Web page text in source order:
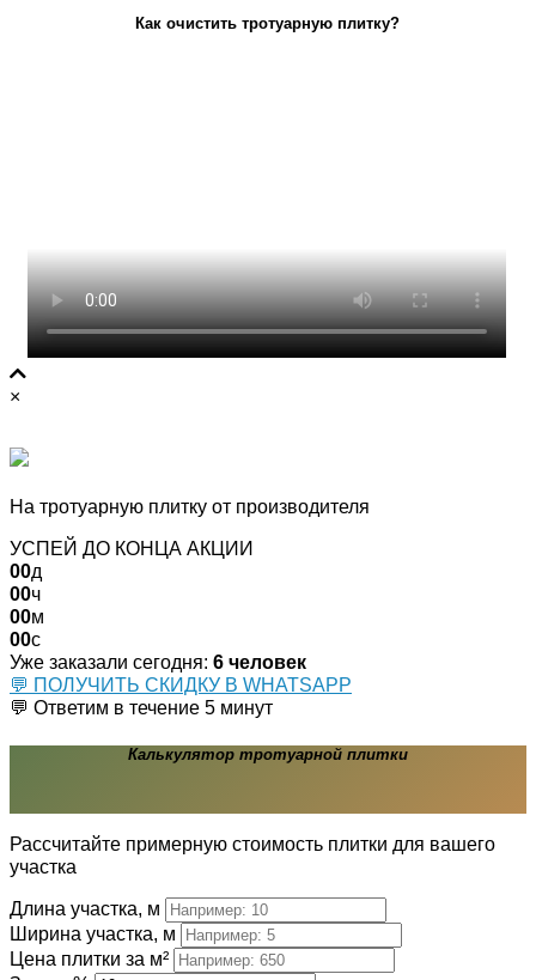
Как очистить тротуарную плитку?
×
На тротуарную плитку от производителя
УСПЕЙ ДО КОНЦА АКЦИИ
00д
00ч
00м
00с
Уже заказали сегодня: 6 человек
💬 ПОЛУЧИТЬ СКИДКУ В WHATSAPP
💬 Ответим в течение 5 минут
Калькулятор тротуарной плитки
Рассчитайте примерную стоимость плитки для вашего
участка
Длина участка, м
Ширина участка, м
Цена плитки за м²